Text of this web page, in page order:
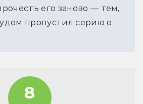
его заново — тем,
пропустил серию о
8